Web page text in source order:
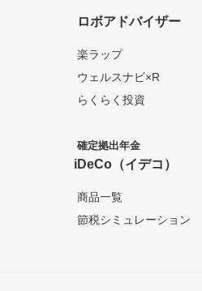
ロボアドバイザー
楽ラップ
ウェルスナビ×R
らくらく投資
確定拠出年金
iDeCo（イデコ）
商品一覧
節税シミュレーション